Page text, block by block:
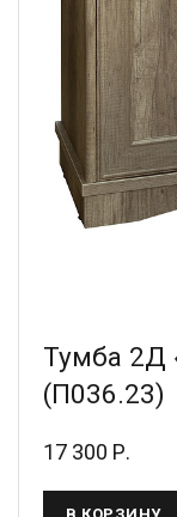
Тумба 2Д
(П036.23)
17 300 Р.